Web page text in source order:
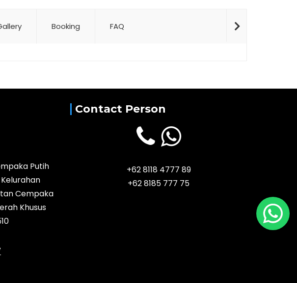
Booking FAQ
Putih
Kelurahan
Cempaka
Khusus
Contact Person
+62 8118 4777 89
+62 8185 777 75